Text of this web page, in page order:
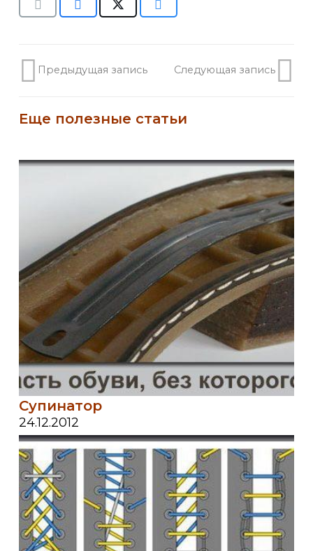
Предыдущая запись Следующая запись
Еще полезные статьи
Супинатор
24.12.2012